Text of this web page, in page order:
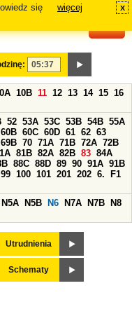
się
więcej x
10B 11 12 13 14 15 16
52 53A 53C 53B 54B 55A
60B 60C 60D 61 62 63
69B 70 71A 71B 72A 72B
81B 82A 82B 83 84A
88C 88D 89 90 91A 91B
99 100 101 201 202 6.
F1
N5A N5B N6 N7A N7B
N8
Utrudnienia
Schematy